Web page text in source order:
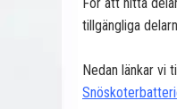
tillgängliga
Nedan länkar vi